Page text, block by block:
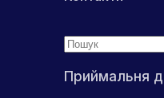
Приймальня